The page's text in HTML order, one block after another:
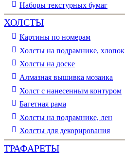
Наборы текстурных бумаг
ХОЛСТЫ
Картины по номерам
Холсты на подрамнике, хлопок
Холсты на доске
Алмазная вышивка мозаика
Холст с нанесенным контуром
Багетная рама
Холсты на подрамнике, лен
Холсты для декорирования
ТРАФАРЕТЫ